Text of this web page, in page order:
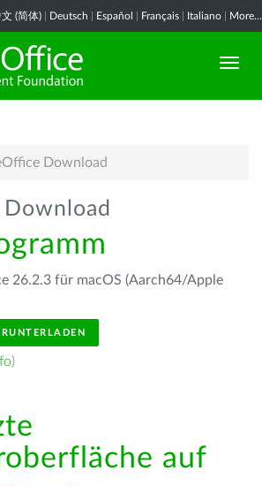
(简体) Deutsch Español Français Italiano More...
Download
26.2.3 für macOS (Aarch64/Apple
)
auf